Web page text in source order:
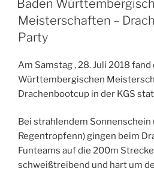
Baden
Meisterschaften –
Party
Am Samstag , 28. Juli 2018 fand
Württembergischen
Drachenbootcup in der KGS
Bei strahlendem Sonnenschein
Regentropfenn) gingen beim
Funteams auf die 200m
schweißtreibend und hart um